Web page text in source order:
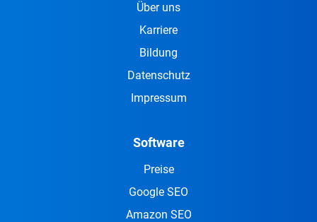
Über uns
Karriere
Bildung
Datenschutz
Impressum
Software
Preise
Google SEO
Amazon SEO